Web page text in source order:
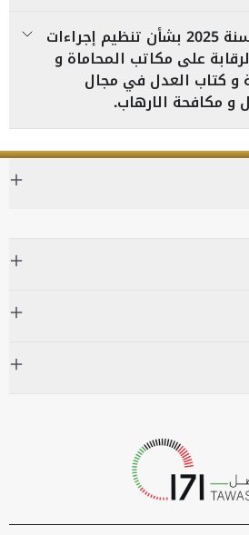
قرار وزاري رقم 248 لسنة 2025 بشأن تنظيم إجراءات
على مكاتب المحاماة و
و كتاب العدل في مجال
مكافحة الارهاب.